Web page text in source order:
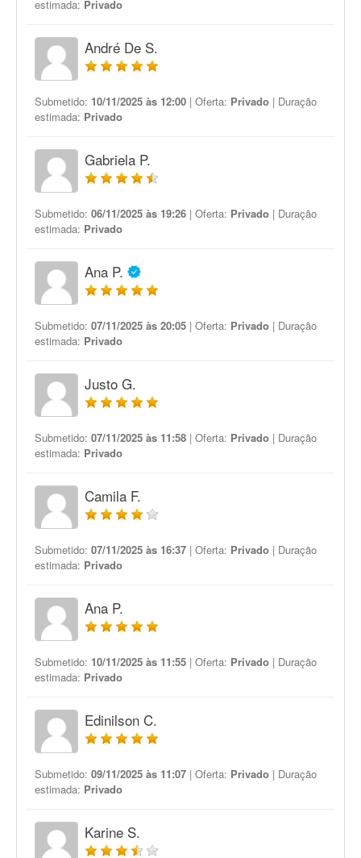
estimada: Privado
André De S.
Submetido: 10/11/2025 às 12:00 | Oferta: Privado | Duração
estimada: Privado
Gabriela P.
Submetido: 06/11/2025 às 19:26 | Oferta: Privado | Duração
estimada: Privado
Ana P.
Submetido: 07/11/2025 às 20:05 | Oferta: Privado | Duração
estimada: Privado
Justo G.
Submetido: 07/11/2025 às 11:58 | Oferta: Privado | Duração
estimada: Privado
Camila F.
Submetido: 07/11/2025 às 16:37 | Oferta: Privado | Duração
estimada: Privado
Ana P.
Submetido: 10/11/2025 às 11:55 | Oferta: Privado | Duração
estimada: Privado
Edinilson C.
Submetido: 09/11/2025 às 11:07 | Oferta: Privado | Duração
estimada: Privado
Karine S.